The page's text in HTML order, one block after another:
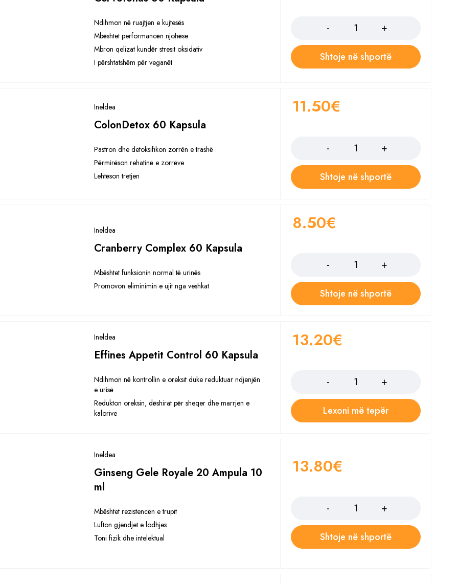
Ndihmon në ruajtjen e kujtesës
Mbështet performancën njohëse
Mbron qelizat kundër stresit oksidativ
I përshtatshëm për veganët
Shtoje në shportë
Ineldea
ColonDetox 60 Kapsula
Pastron dhe detoksifikon zorrën e trashë
Përmirëson rehatinë e zorrëve
Lehtëson tretjen
11.50€
Shtoje në shportë
Ineldea
Cranberry Complex 60 Kapsula
Mbështet funksionin normal të urinës
Promovon eliminimin e ujit nga veshkat
8.50€
Shtoje në shportë
Ineldea
Effines Appetit Control 60 Kapsula
Ndihmon në kontrollin e oreksit duke reduktuar ndjenjën
e urisë
Redukton oreksin, dëshirat për sheqer dhe marrjen e
kalorive
13.20€
Lexoni më tepër
Ineldea
Ginseng Gele Royale 20 Ampula 10
ml
Mbështet rezistencën e trupit
Lufton gjendjet e lodhjes
Toni fizik dhe intelektual
13.80€
Shtoje në shportë